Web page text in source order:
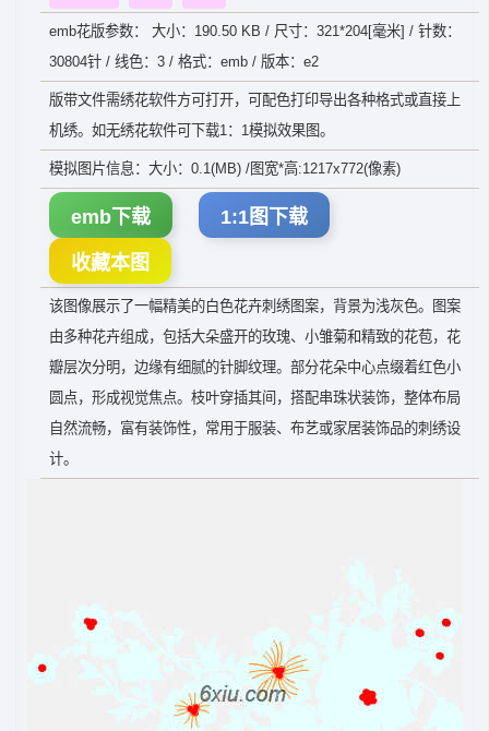
emb花版参数： 大小：190.50 KB / 尺寸：321*204[毫米] / 针数：
30804针 / 线色：3 / 格式：emb / 版本：e2
版带文件需绣花软件方可打开，可配色打印导出各种格式或直接上
机绣。如无绣花软件可下载1：1模拟效果图。
模拟图片信息：大小：0.1(MB) /图宽*高:1217x772(像素)
emb下载 1:1图下载
收藏本图
该图像展示了一幅精美的白色花卉刺绣图案，背景为浅灰色。图案
由多种花卉组成，包括大朵盛开的玫瑰、小雏菊和精致的花苞，花
瓣层次分明，边缘有细腻的针脚纹理。部分花朵中心点缀着红色小
圆点，形成视觉焦点。枝叶穿插其间，搭配串珠状装饰，整体布局
自然流畅，富有装饰性，常用于服装、布艺或家居装饰品的刺绣设
计。